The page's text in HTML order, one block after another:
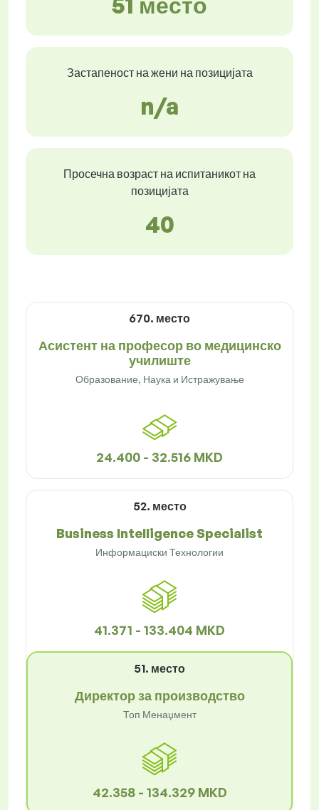
Застапеност на жени на позицијата
n/a
Просечна возраст на испитаникот на
позицијата
40
670. место
Асистент на професор во медицинско
училиште
Образование, Наука и Истражување
24.400 - 32.516 MKD
52. место
Business Intelligence Specialist
Информациски Технологии
41.371 - 133.404 MKD
51. место
Директор за производство
Топ Менаџмент
42.358 - 134.329 MKD